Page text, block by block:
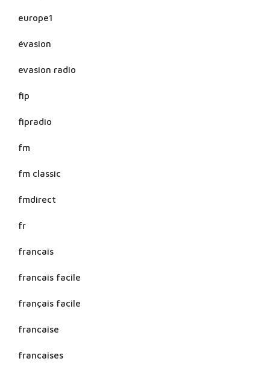
europe1
évasion
evasion radio
fip
fipradio
fm
fm classic
fmdirect
fr
francais
francais facile
français facile
francaise
francaises